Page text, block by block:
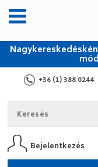
+36 (1) 388 0244
Bejelentkezés